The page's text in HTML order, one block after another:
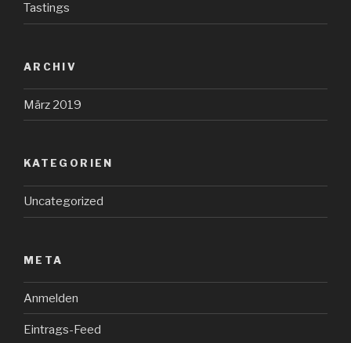
Tastings
ARCHIV
März 2019
KATEGORIEN
Uncategorized
META
Anmelden
Eintrags-Feed